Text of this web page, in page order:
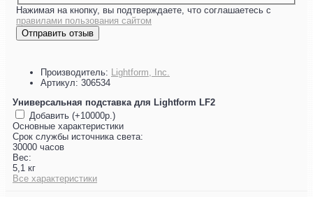
Нажимая на кнопку, вы подтверждаете, что соглашаетесь с
правилами пользования сайтом
Отправить отзыв
Производитель: Lightform, Inc.
Артикул: 306534
Универсальная подставка для Lightform LF2
Добавить (+10000р.)
Основные характеристики
Срок службы источника света:
30000 часов
Вес:
5,1 кг
Все характеристики